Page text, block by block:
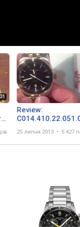
Review:
elitshop.ch
25 липня 2013 5 427